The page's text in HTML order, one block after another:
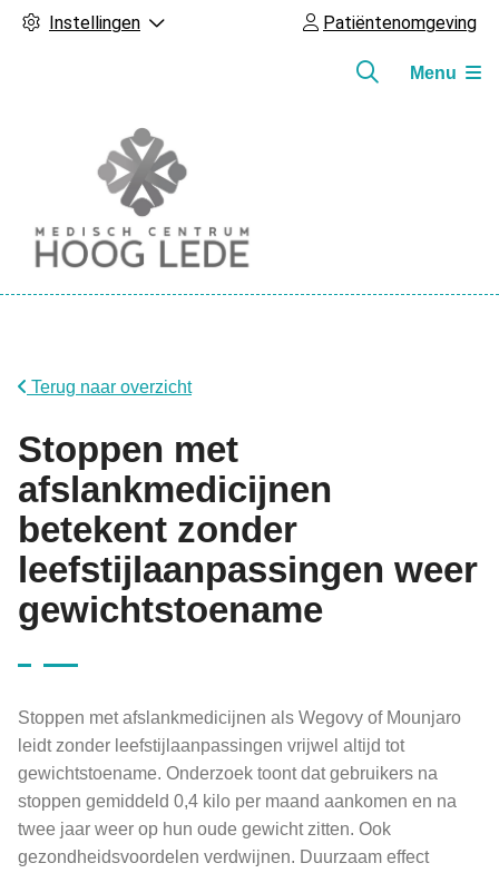
Instellingen Patiëntenomgeving
Menu
Terug naar overzicht
Stoppen met
afslankmedicijnen
betekent zonder
leefstijlaanpassingen weer
gewichtstoename
Stoppen met afslankmedicijnen als Wegovy of Mounjaro
leidt zonder leefstijlaanpassingen vrijwel altijd tot
gewichtstoename. Onderzoek toont dat gebruikers na
stoppen gemiddeld 0,4 kilo per maand aankomen en na
twee jaar weer op hun oude gewicht zitten. Ook
gezondheidsvoordelen verdwijnen. Duurzaam effect